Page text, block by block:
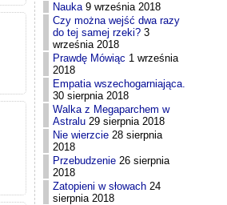
Nauka 9 września 2018
Czy można wejść dwa razy
do tej samej rzeki? 3
września 2018
Prawdę Mówiąc 1 września
2018
Empatia wszechogarniająca.
30 sierpnia 2018
Walka z Megaparchem w
Astralu 29 sierpnia 2018
Nie wierzcie 28 sierpnia
2018
Przebudzenie 26 sierpnia
2018
Zatopieni w słowach 24
sierpnia 2018